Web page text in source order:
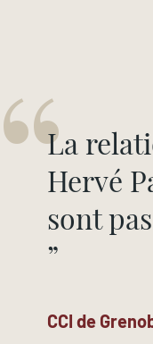
La
Hervé
sont
”
CCI de